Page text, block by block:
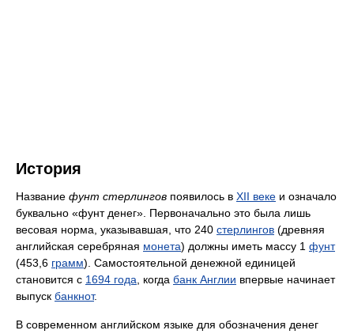
История
Название фунт стерлингов появилось в XII веке и означало
буквально «фунт денег». Первоначально это была лишь
весовая норма, указывавшая, что 240 стерлингов (древняя
английская серебряная монета) должны иметь массу 1 фунт
(453,6 грамм). Самостоятельной денежной единицей
становится с 1694 года , когда банк Англии впервые начинает
выпуск банкнот.
В современном английском языке для обозначения денег